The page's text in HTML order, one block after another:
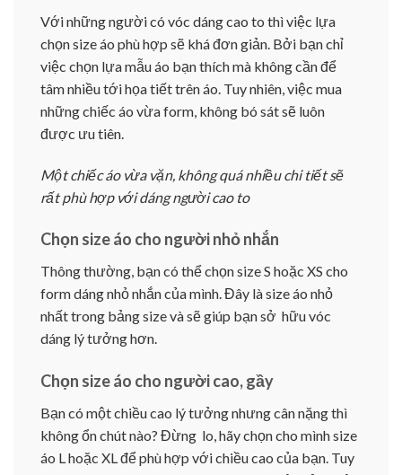
Với những người có vóc dáng cao to thì việc lựa
chọn size áo phù hợp sẽ khá đơn giản. Bởi bạn chỉ
việc chọn lựa mẫu áo bạn thích mà không cần để
tâm nhiều tới họa tiết trên áo. Tuy nhiên, việc mua
những chiếc áo vừa form, không bó sát sẽ luôn
được ưu tiên.
Một chiếc áo vừa vặn, không quá nhiều chi tiết sẽ
rất phù hợp với dáng người cao to
Chọn size áo cho người nhỏ nhắn
Thông thường, bạn có thể chọn size S hoặc XS cho
form dáng nhỏ nhắn của mình. Đây là size áo nhỏ
nhất trong bảng size và sẽ giúp bạn sở hữu vóc
dáng lý tưởng hơn.
Chọn size áo cho người cao, gầy
Bạn có một chiều cao lý tưởng nhưng cân nặng thì
không ổn chút nào? Đừng lo, hãy chọn cho mình size
áo L hoặc XL để phù hợp với chiều cao của bạn. Tuy